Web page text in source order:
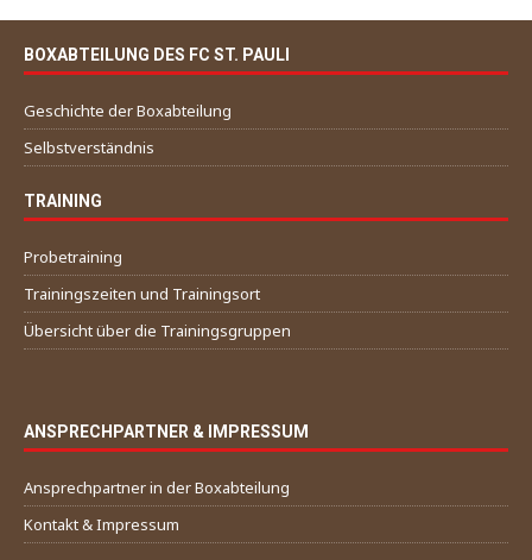
BOXABTEILUNG DES FC ST. PAULI
Geschichte der Boxabteilung
Selbstverständnis
TRAINING
Probetraining
Trainingszeiten und Trainingsort
Übersicht über die Trainingsgruppen
ANSPRECHPARTNER & IMPRESSUM
Ansprechpartner in der Boxabteilung
Kontakt & Impressum